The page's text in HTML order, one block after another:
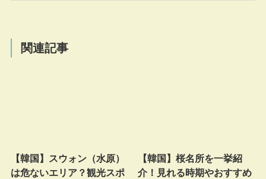
関連記事
【韓国】スウォン（水原）
は危ないエリア？観光スポ
【韓国】桜名所を一挙紹
介！見れる時期やおすすめ